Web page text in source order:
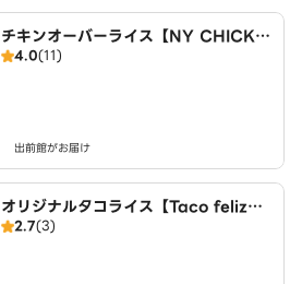
チキンオーバーライス【NY CHICKE
N STAND】 名古屋店
4.0(11)
出前館がお届け
オリジナルタコライス【Taco feliz】
名古屋店
2.7(3)